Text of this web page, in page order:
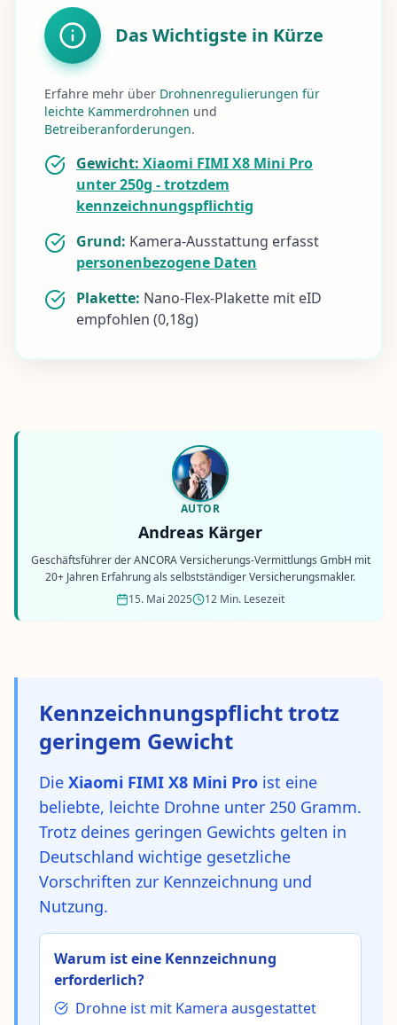
Das Wichtigste in Kürze
Erfahre mehr über Drohnenregulierungen für
leichte Kammerdrohnen und
Betreiberanforderungen.
Gewicht: Xiaomi FIMI X8 Mini Pro
unter 250g - trotzdem
kennzeichnungspflichtig
Grund: Kamera-Ausstattung erfasst
personenbezogene Daten
Plakette: Nano-Flex-Plakette mit eID
empfohlen (0,18g)
AUTOR
Andreas Kärger
Geschäftsführer der ANCORA Versicherungs-Vermittlungs GmbH mit
20+ Jahren Erfahrung als selbstständiger Versicherungsmakler.
15. Mai 2025
12 Min. Lesezeit
Kennzeichnungspflicht trotz
geringem Gewicht
Die Xiaomi FIMI X8 Mini Pro ist eine
beliebte, leichte Drohne unter 250 Gramm.
Trotz deines geringen Gewichts gelten in
Deutschland wichtige gesetzliche
Vorschriften zur Kennzeichnung und
Nutzung.
Warum ist eine Kennzeichnung
erforderlich?
Drohne ist mit Kamera ausgestattet